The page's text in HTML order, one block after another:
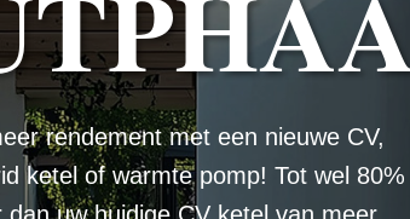
rendement met een nieuwe CV,
ketel of warmte pomp! Tot wel 80%